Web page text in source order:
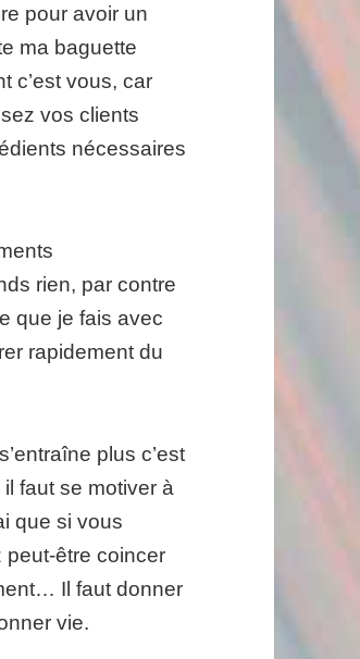
pour avoir un
ma baguette
c’est vous, car
vos clients
nécessaires
rien, par contre
que je fais avec
rapidement du
plus c’est
faut se motiver à
que si vous
être coincer
Il faut donner
vie.